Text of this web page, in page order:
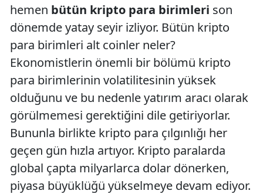
hemen bütün kripto para birimleri son
dönemde yatay seyir izliyor. Bütün kripto
para birimleri alt coinler neler?
Ekonomistlerin önemli bir bölümü kripto
para birimlerinin volatilitesinin yüksek
olduğunu ve bu nedenle yatırım aracı olarak
görülmemesi gerektiğini dile getiriyorlar.
Bununla birlikte kripto para çılgınlığı her
geçen gün hızla artıyor. Kripto paralarda
global çapta milyarlarca dolar dönerken,
piyasa büyüklüğü yükselmeye devam ediyor.